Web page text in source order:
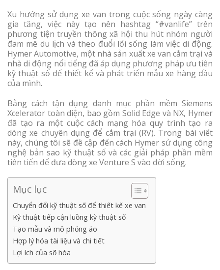
Xu hướng sử dụng xe van trong cuộc sống ngày càng
gia tăng, việc này tạo nên hashtag “#vanlife” trên
phương tiện truyền thông xã hội thu hút nhóm người
đam mê du lịch và theo đuổi lối sống làm việc di động.
Hymer Automotive, một nhà sản xuất xe van cắm trại và
nhà di động nổi tiếng đã áp dụng phương pháp ưu tiên
kỹ thuật số để thiết kế và phát triển mẫu xe hàng đầu
của mình.
Bằng cách tận dụng danh mục phần mềm Siemens
Xcelerator toàn diện, bao gồm Solid Edge và NX, Hymer
đã tạo ra một cuộc cách mạng hóa quy trình tạo ra
dòng xe chuyên dụng để cắm trại (RV). Trong bài viết
này, chúng tôi sẽ đề cập đến cách Hymer sử dụng công
nghệ bản sao kỹ thuật số và các giải pháp phần mềm
tiên tiến để đưa dòng xe Venture S vào đời sống.
Mục lục
Chuyển đổi kỹ thuật số để thiết kế xe van
Kỹ thuật tiếp cận luồng kỹ thuật số
Tạo mẫu và mô phỏng ảo
Hợp lý hóa tài liệu và chi tiết
Lợi ích của số hóa